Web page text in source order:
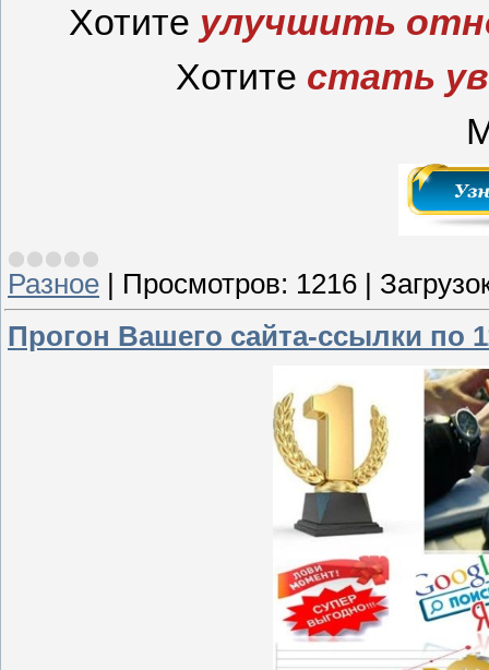
Хотите улучшить
Хотите стать
Разное Просмотров: 1216
Прогон Вашего сайта-ссылки по